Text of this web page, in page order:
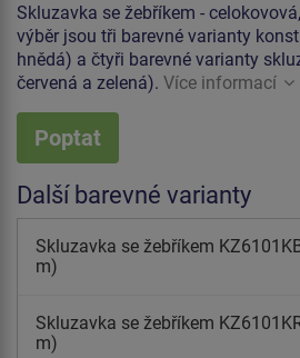
Skluzavka se žebříkem -
výběr jsou tři barevné varianty
hnědá) a čtyři barevné varianty
červená a zelená). Více informací
Poptat
Další barevné varianty
Skluzavka se žebříkem
m)
Skluzavka se žebříkem
m)